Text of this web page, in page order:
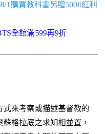
1購買教科書另贈5000紅利
全館滿599再9折